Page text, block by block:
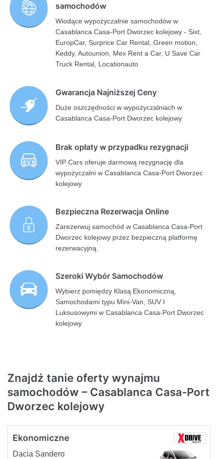
samochodów
Wiodące wypożyczalnie samochodów w
Casablanca Casa-Port Dworzec kolejowy - Sixt,
EuropCar, Surprice Car Rental, Green motion,
Keddy, Autounion, Mex Rent a Car, U Save Car
Truck Rental, Locationauto
Gwarancja Najniższej Ceny
Duże oszczędności w wypożyczalniach w
Casablanca Casa-Port Dworzec kolejowy
Brak opłaty w przypadku rezygnacji
VIP Cars oferuje darmową rezygnację dla
wypożyczalni w Casablanca Casa-Port Dworzec
kolejowy
Bezpieczna Rezerwacja Online
Zarezerwuj samochód w Casablanca Casa-Port
Dworzec kolejowy przez bezpieczną platformę
rezerwacyjną.
Szeroki Wybór Samochodów
Wybierz pomiędzy Klasą Ekonomiczną,
Samochodami typu Mini-Van, SUV I
Luksusowymi w Casablanca Casa-Port Dworzec
kolejowy
Znajdź tanie oferty wynajmu
samochodów – Casablanca Casa-Port
Dworzec kolejowy
Ekonomiczne
Dacia Sandero